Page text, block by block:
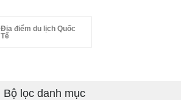
Địa điểm du lịch Quốc
Tế
Bộ lọc danh mục